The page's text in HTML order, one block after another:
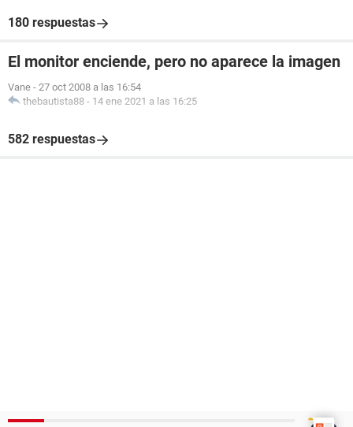
180 respuestas
El monitor enciende, pero no aparece la imagen
Vane - 27 oct 2008 a las 16:54
thebautista88 - 14 ene 2021 a las 16:25
582 respuestas